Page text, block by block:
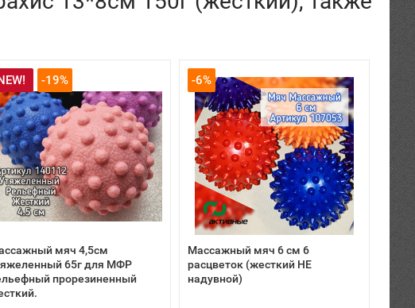
-19%
мяч 4,5см
65г для МФР
прорезиненный
-6%
Массажный мяч 6 см 6
расцветок (жесткий НЕ
надувной)